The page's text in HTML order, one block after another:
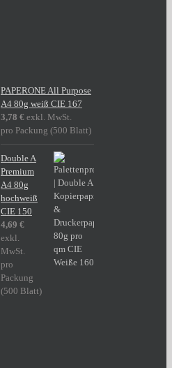
PAPERONE All Purpose
A4 80g weiß CIE 167
3,78 € exkl. MwSt.
pro Packung (500 Blatt)
Double A
Premium
A4 80g
hochweiß
CIE 150
4,69 €
exkl.
MwSt.
pro
Packung
(500 Blatt)